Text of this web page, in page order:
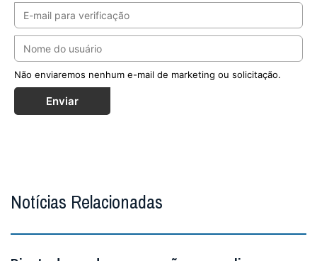
Não enviaremos nenhum e-mail de marketing ou solicitação.
Enviar
Notícias Relacionadas